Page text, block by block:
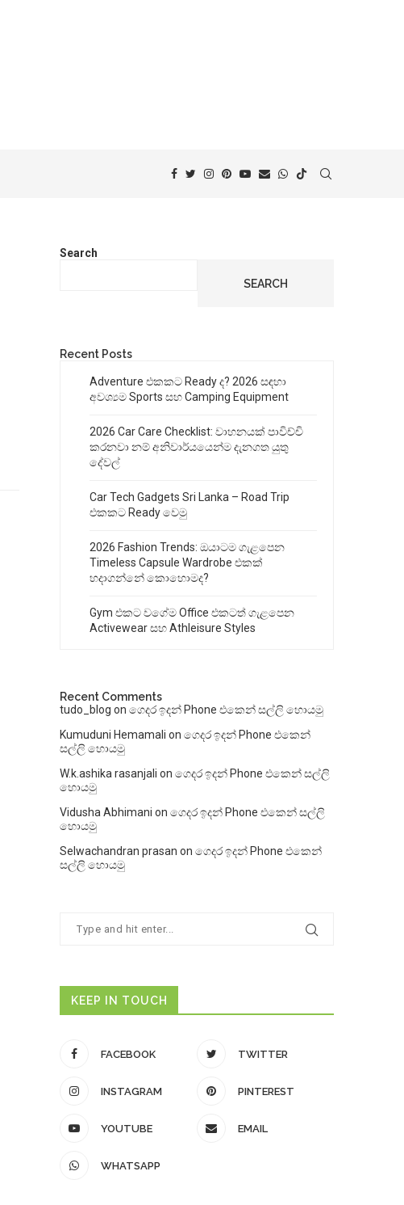
Search
SEARCH
Recent Posts
Adventure එකකට Ready ද? 2026 සඳහා
අවශ්‍යම Sports සහ Camping Equipment
2026 Car Care Checklist: වාහනයක් පාවිච්චි
කරනවා නම් අනිවාර්යයෙන්ම දැනගත යුතු
දේවල්
Car Tech Gadgets Sri Lanka – Road Trip
එකකට Ready වෙමු
2026 Fashion Trends: ඔයාටම ගැළපෙන
Timeless Capsule Wardrobe එකක්
හදාගන්නේ කොහොමද?
Gym එකට වගේම Office එකටත් ගැළපෙන
Activewear සහ Athleisure Styles
Recent Comments
tudo_blog on ගෙදර ඉදන් Phone එකෙන් සල්ලි හොයමු
Kumuduni Hemamali on ගෙදර ඉදන් Phone එකෙන්
සල්ලි හොයමු
W.k.ashika rasanjali on ගෙදර ඉදන් Phone එකෙන් සල්ලි
හොයමු
Vidusha Abhimani on ගෙදර ඉදන් Phone එකෙන් සල්ලි
හොයමු
Selwachandran prasan on ගෙදර ඉදන් Phone එකෙන්
සල්ලි හොයමු
KEEP IN TOUCH
FACEBOOK TWITTER
INSTAGRAM PINTEREST
YOUTUBE EMAIL
WHATSAPP